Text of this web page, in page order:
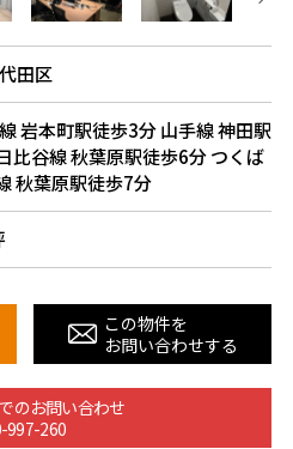
田区
岩本町駅徒歩3分山手線 神田駅
比谷線 秋葉原駅徒歩6分つくば
秋葉原駅徒歩7分
この物件を
お問い合わせする
のお問い合わせ
997-260